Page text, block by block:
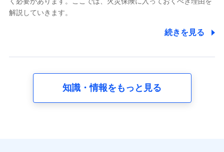
採用選考および入社手続を実施するため
8.取引先個人情報
取引先としての選定業務、営業情報の提供業務、契約締結手
解説していきます。
続きを見る
知識・情報をもっと見る